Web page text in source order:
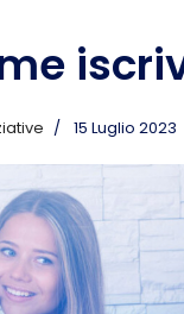
15 Luglio 2023